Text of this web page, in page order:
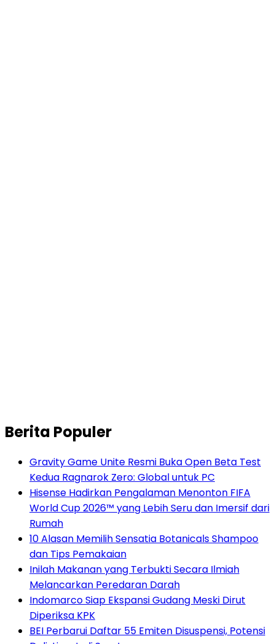
Berita Populer
Gravity Game Unite Resmi Buka Open Beta Test
Kedua Ragnarok Zero: Global untuk PC
Hisense Hadirkan Pengalaman Menonton FIFA
World Cup 2026™ yang Lebih Seru dan Imersif dari
Rumah
10 Alasan Memilih Sensatia Botanicals Shampoo
dan Tips Pemakaian
Inilah Makanan yang Terbukti Secara Ilmiah
Melancarkan Peredaran Darah
Indomarco Siap Ekspansi Gudang Meski Dirut
Diperiksa KPK
BEI Perbarui Daftar 55 Emiten Disuspensi, Potensi